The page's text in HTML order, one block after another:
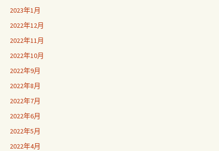
2023年1月
2022年12月
2022年11月
2022年10月
2022年9月
2022年8月
2022年7月
2022年6月
2022年5月
2022年4月